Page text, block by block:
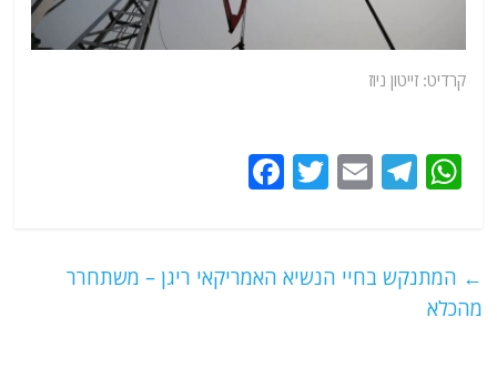
קרדיט: זייטון ניוז
W
s
T
g
E
l
T
er
e ← המתנקש בחיי הנשיא האמריקאי ריגן – משתחרר
מהכלא